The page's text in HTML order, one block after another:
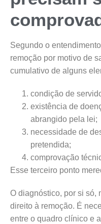
Segundo o
remoção por motivo de
cumulativo de alguns
condição de
existência de
abrangido pela lei;
necessidade de
pretendida;
comprovação
Esse terceiro ponto
O diagnóstico, por si só,
direito à remoção. É
entre o quadro clínico e